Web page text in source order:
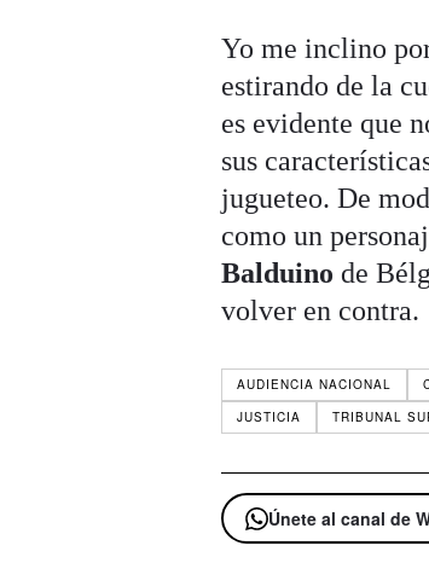
Yo me inclino
estirando de la
es evidente que
sus
jugueteo. De
como un
Balduino de
volver en
AUDIENCIA NACIONAL
JUSTICIA
TRIBUNAL
Únete al canal de